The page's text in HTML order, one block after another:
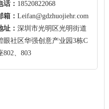
话： 18520822068
箱： Leifan@gdzhuojiehr.com
址： 深圳市光明区光明街道
眼社区华强创意产业园3栋C
802、803